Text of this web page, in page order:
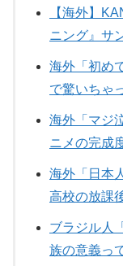
【海外】
ニング』サ
海外「初め
で驚いちゃ
海外「マジ
ニメの完成
海外「日本
高校の放課
ブラジル人
族の意義っ